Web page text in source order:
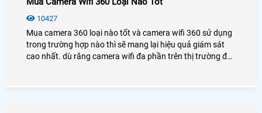
10427
Mua camera 360 loại nào tốt và camera wifi 360 sử dụng
trong trường hợp nào thì sẽ mang lại hiệu quả giám sát
cao nhất. dù răng camera wifi đa phần trên thị trường đều